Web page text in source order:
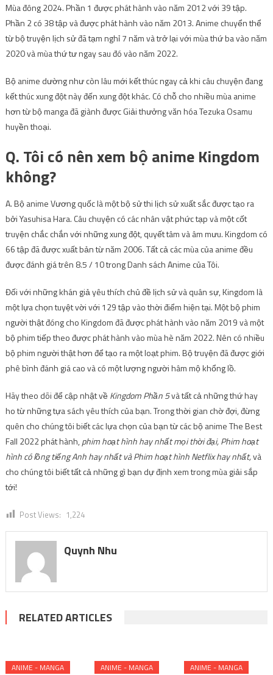
Mùa đông 2024. Phần 1 được phát hành vào năm 2012 với 39 tập.
Phần 2 có 38 tập và được phát hành vào năm 2013. Anime chuyển thể
từ bộ truyện lịch sử đã tạm nghỉ 7 năm và trở lại với mùa thứ ba vào năm
2020 và mùa thứ tư ngay sau đó vào năm 2022.
Bộ anime dường như còn lâu mới kết thúc ngay cả khi câu chuyện đang
kết thúc xung đột này đến xung đột khác. Có chỗ cho nhiều mùa anime
hơn từ bộ manga đã giành được Giải thưởng văn hóa Tezuka Osamu
huyền thoại.
Q. Tôi có nên xem bộ anime Kingdom
không?
A. Bộ anime Vương quốc là một bộ sử thi lịch sử xuất sắc được tạo ra
bởi Yasuhisa Hara. Câu chuyện có các nhân vật phức tạp và một cốt
truyện chắc chắn với những xung đột, quyết tâm và âm mưu. Kingdom có
​​66 tập đã được xuất bản từ năm 2006. Tất cả các mùa của anime đều
được đánh giá trên 8.5 / 10 trong Danh sách Anime của Tôi.
Đối với những khán giả yêu thích chủ đề lịch sử và quân sự, Kingdom là
một lựa chọn tuyệt vời với 129 tập vào thời điểm hiện tại. Một bộ phim
người thật đóng cho Kingdom đã được phát hành vào năm 2019 và một
bộ phim tiếp theo được phát hành vào mùa hè năm 2022. Nên có nhiều
bộ phim người thật hơn để tạo ra một loạt phim. Bộ truyện đã được giới
phê bình đánh giá cao và có một lượng người hâm mộ khổng lồ.
Hãy theo dõi để cập nhật vềKingdom Phần 5và tất cả những thứ hay
ho từ những tựa sách yêu thích của bạn. Trong thời gian chờ đợi, đừng
quên cho chúng tôi biết các lựa chọn của bạn từ các bộ anime The Best
Fall 2022 phát hành,phim hoạt hình hay nhất mọi thời đại, Phim hoạt
hình có lồng tiếng Anh hay nhất và Phim hoạt hình Netflix hay nhất,và
cho chúng tôi biết tất cả những gì bạn dự định xem trong mùa giải sắp
tới!
Post Views: 1,224
Quynh Nhu
RELATED ARTICLES
ANIME - MANGA ANIME - MANGA ANIME - MANGA